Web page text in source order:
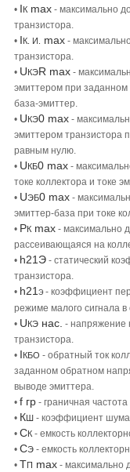
• I К max - максимально
транзистора.
• I К. И. max -
транзистора.
• U КЭR max -
эмиттером при заданном
база-эмиттер.
• U КЭ0 max -
эмиттером транзистора
равным нулю.
• U КБ0 max -
токе коллектора и токе
• UЭБ0 max -
эмиттер-база при токе
• РК max - максимально
рассеивающаяся на
• h21Э - статический
транзистора.
• h21Э- коэффициент
режиме малого сигнала
• U КЭ нас. - напряжение
транзистора.
• I КБО - обратный ток
заданном обратном
выводе эмиттера.
• f гр - граничная
• К
- коэффициент шума
• СК - емкость
• СЭ - емкость
• ТП max - максимально